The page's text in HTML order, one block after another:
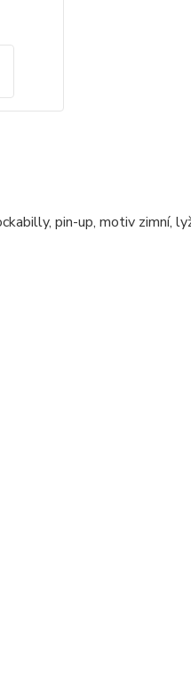
pin-up, motiv zimní,